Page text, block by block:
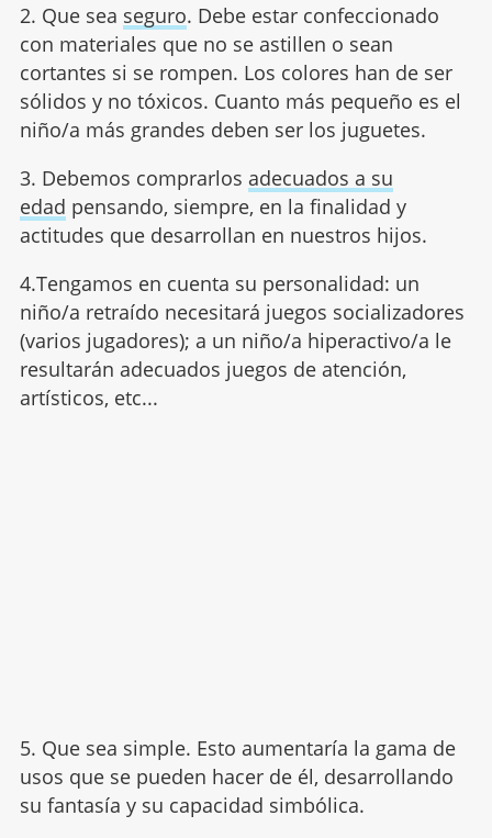
2. Que sea seguro. Debe estar confeccionado
con materiales que no se astillen o sean
cortantes si se rompen. Los colores han de ser
sólidos y no tóxicos. Cuanto más pequeño es el
niño/a más grandes deben ser los juguetes.
3. Debemos comprarlos adecuados a su
edad pensando, siempre, en la finalidad y
actitudes que desarrollan en nuestros hijos.
4.Tengamos en cuenta su personalidad: un
niño/a retraído necesitará juegos socializadores
(varios jugadores); a un niño/a hiperactivo/a le
resultarán adecuados juegos de atención,
artísticos, etc...
5. Que sea simple. Esto aumentaría la gama de
usos que se pueden hacer de él, desarrollando
su fantasía y su capacidad simbólica.